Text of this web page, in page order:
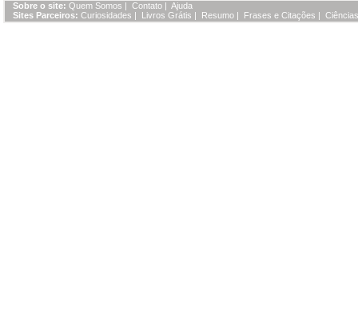
Sobre o site: Quem Somos | Contato | Ajuda
Sites Parceiros: Curiosidades | Livros Grátis | Resumo | Frases e Citações |